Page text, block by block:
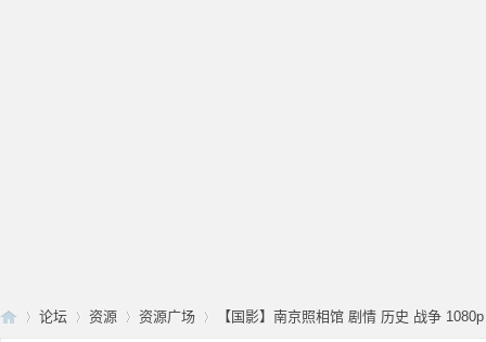
论坛 资源 资源广场 【国影】南京照相馆 剧情 历史 战争